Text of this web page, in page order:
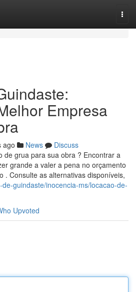
Empresa
ago News
Discuss
de grua para sua obra ? Encontrar a
grande a valer a pena no orçamento
. Consulte as alternativas disponíveis,
guindaste/inocencia-ms/locacao-de-
Upvoted